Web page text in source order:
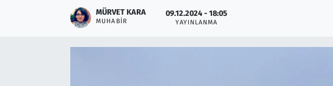
MÜRVET KARA
MUHABIR
09.12.2024 - 18:05
YAYINLANMA